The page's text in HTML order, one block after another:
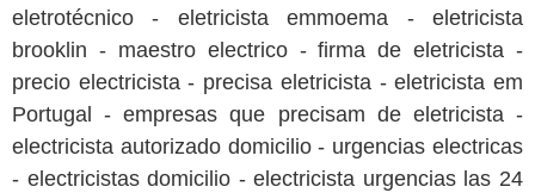
eletrotécnico - eletricista emmoema - eletricista
brooklin - maestro electrico - firma de eletricista -
precio electricista - precisa eletricista - eletricista em
Portugal - empresas que precisam de eletricista -
electricista autorizado domicilio - urgencias electricas
- electricistas domicilio - electricista urgencias las 24